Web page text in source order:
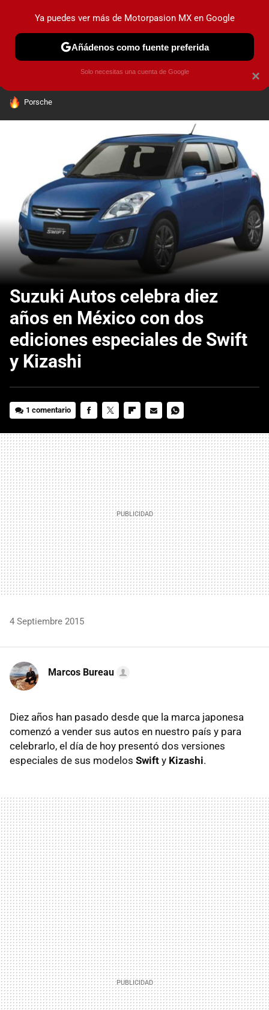
PRUEBAS INDUSTRIA HOY NO CIRCULA
HOY SE HABLA DE
Porsche
Suzuki Autos celebra diez
años en México con dos
ediciones especiales de Swift
y Kizashi
1 comentario
MAIL
4 Septiembre 2015
Marcos Bureau
Diez años han pasado desde que la marca japonesa
comenzó a vender sus autos en nuestro país y para
celebrarlo, el día de hoy presentó dos versiones
especiales de sus modelos Swift y Kizashi.
×
Ya puedes ver más de Motorpasion MX en Google
Añádenos como fuente preferida
Solo necesitas una cuenta de Google